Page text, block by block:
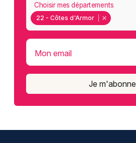
22 - Côtes d'Armor
Choisir mes départements
Mon email
Je m'abonne